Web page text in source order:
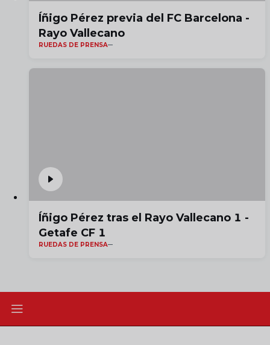
Íñigo Pérez previa del FC Barcelona -
Rayo Vallecano
RUEDAS DE PRENSA
Íñigo Pérez tras el Rayo Vallecano 1 -
Getafe CF 1
RUEDAS DE PRENSA